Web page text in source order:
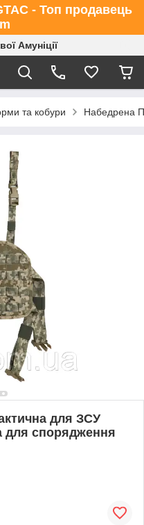
- Топ продавець
Амуніції
та кобури Набедрена
для ЗСУ
для спорядження